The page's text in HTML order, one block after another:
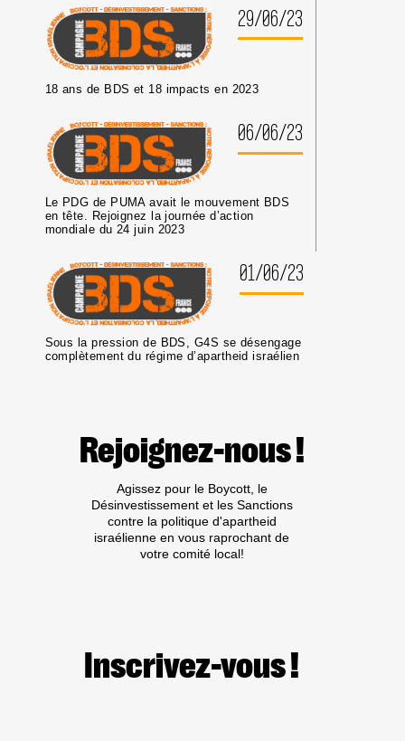
29/06/23
18 ans de BDS et 18 impacts en 2023
06/06/23
Le PDG de PUMA avait le mouvement BDS
en tête. Rejoignez la journée d’action
mondiale du 24 juin 2023
01/06/23
Sous la pression de BDS, G4S se désengage
complètement du régime d’apartheid israélien
Rejoignez-nous !
Agissez pour le Boycott, le
Désinvestissement et les Sanctions
contre la politique d'apartheid
israélienne en vous raprochant de
votre comité local!
Inscrivez-vous !